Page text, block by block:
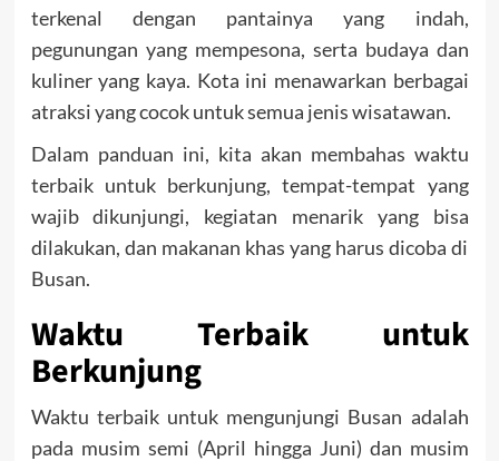
terkenal dengan pantainya yang indah,
pegunungan yang mempesona, serta budaya dan
kuliner yang kaya. Kota ini menawarkan berbagai
atraksi yang cocok untuk semua jenis wisatawan.
Dalam panduan ini, kita akan membahas waktu
terbaik untuk berkunjung, tempat-tempat yang
wajib dikunjungi, kegiatan menarik yang bisa
dilakukan, dan makanan khas yang harus dicoba di
Busan.
Waktu Terbaik untuk
Berkunjung
Waktu terbaik untuk mengunjungi Busan adalah
pada musim semi (April hingga Juni) dan musim